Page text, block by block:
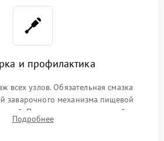
и профилактика
всех узлов. Обязательная смазка
заварочного механизма пищевой
Проведение программной
системы от кофейных масел.
Подробнее